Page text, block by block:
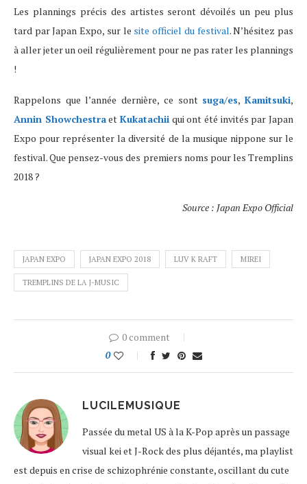
Les plannings précis des artistes seront dévoilés un peu plus
tard par Japan Expo, sur le site officiel du festival. N’hésitez pas
à aller jeter un oeil régulièrement pour ne pas rater les plannings
!
Rappelons que l’année dernière, ce sont suga/es,Kamitsuki,
Annin ShowchestraetKukatachii qui ont été invités par Japan
Expo pour représenter la diversité de la musique nippone sur le
festival. Que pensez-vous des premiers noms pour les Tremplins
2018 ?
Source : Japan Expo Official
JAPAN EXPO JAPAN EXPO 2018 LUV K RAFT MIREI
TREMPLINS DE LA J-MUSIC
0 comment
0
LUCILEMUSIQUE
Passée du metal US à la K-Pop après un passage
visual kei et J-Rock des plus déjantés, ma playlist
est depuis en crise de schizophrénie constante, oscillant du cute